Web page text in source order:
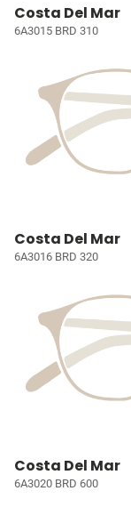
Costa Del Mar
6A3015 BRD 310
Costa Del Mar
6A3016 BRD 320
Costa Del Mar
6A3020 BRD 600